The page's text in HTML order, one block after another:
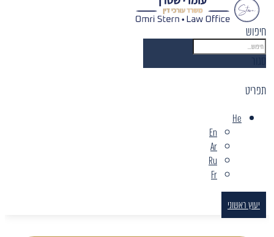
חיפוש
תפריט
He
En
Ar
Ru
Fr
יעוץ ראשוני